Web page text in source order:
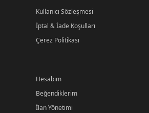
Kullanıcı Sözleşmesi
İptal & İade Koşulları
Çerez Politikası
Hesabım
Beğendiklerim
İlan Yönetimi